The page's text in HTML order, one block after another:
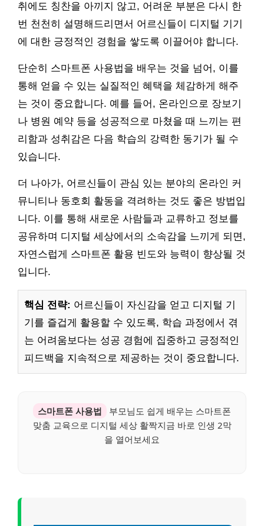
취에도 칭찬을 아끼지 않고, 어려운 부분은 다시 한
번 천천히 설명해드리면서 어르신들이 디지털 기기
에 대한 긍정적인 경험을 쌓도록 이끌어야 합니다.
단순히 스마트폰 사용법을 배우는 것을 넘어, 이를
통해 얻을 수 있는 실질적인 혜택을 체감하게 해주
는 것이 중요합니다. 예를 들어, 온라인으로 장보기
나 병원 예약 등을 성공적으로 마쳤을 때 느끼는 편
리함과 성취감은 다음 학습의 강력한 동기가 될 수
있습니다.
더 나아가, 어르신들이 관심 있는 분야의 온라인 커
뮤니티나 동호회 활동을 격려하는 것도 좋은 방법입
니다. 이를 통해 새로운 사람들과 교류하고 정보를
공유하며 디지털 세상에서의 소속감을 느끼게 되면,
자연스럽게 스마트폰 활용 빈도와 능력이 향상될 것
입니다.
핵심 전략: 어르신들이 자신감을 얻고 디지털 기
기를 즐겁게 활용할 수 있도록, 학습 과정에서 겪
는 어려움보다는 성공 경험에 집중하고 긍정적인
피드백을 지속적으로 제공하는 것이 중요합니다.
스마트폰 사용법
부모님도 쉽게 배우는 스마트폰
맞춤 교육으로 디지털 세상 활짝지금 바로 인생 2막
을 열어보세요